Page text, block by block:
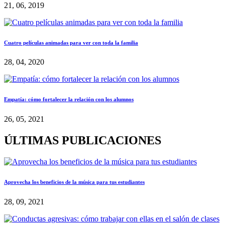
21, 06, 2019
Cuatro películas animadas para ver con toda la familia
28, 04, 2020
Empatía: cómo fortalecer la relación con los alumnos
26, 05, 2021
ÚLTIMAS PUBLICACIONES
Aprovecha los beneficios de la música para tus estudiantes
28, 09, 2021